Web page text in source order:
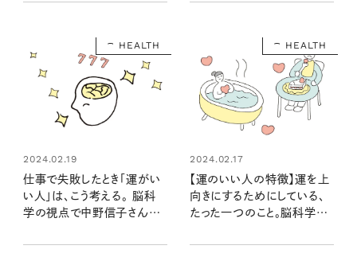
HEALTH
2024.02.19
仕事で失敗したとき「運がい
い人」は、こう考える。 脳科
学の視点で中野信子さんに
HEALTH
2024.02.17
【運のいい人の特徴】運を上
向きにするためにしている、
たった一つのこと。脳科学者